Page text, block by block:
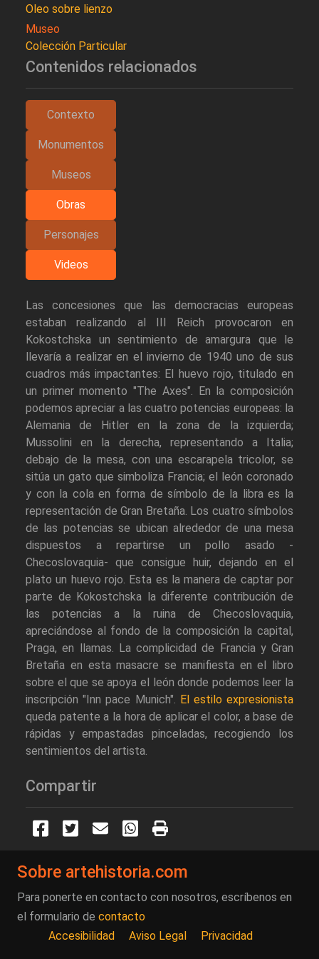
Oleo sobre lienzo
Museo
Colección Particular
Contenidos relacionados
Contexto
Monumentos
Museos
Obras
Personajes
Videos
Las concesiones que las democracias europeas
estaban realizando al III Reich provocaron en
Kokostchska un sentimiento de amargura que le
llevaría a realizar en el invierno de 1940 uno de sus
cuadros más impactantes: El huevo rojo, titulado en
un primer momento "The Axes". En la composición
podemos apreciar a las cuatro potencias europeas: la
Alemania de Hitler en la zona de la izquierda;
Mussolini en la derecha, representando a Italia;
debajo de la mesa, con una escarapela tricolor, se
sitúa un gato que simboliza Francia; el león coronado
y con la cola en forma de símbolo de la libra es la
representación de Gran Bretaña. Los cuatro símbolos
de las potencias se ubican alrededor de una mesa
dispuestos a repartirse un pollo asado -
Checoslovaquia- que consigue huir, dejando en el
plato un huevo rojo. Esta es la manera de captar por
parte de Kokostchska la diferente contribución de
las potencias a la ruina de Checoslovaquia,
apreciándose al fondo de la composición la capital,
Praga, en llamas. La complicidad de Francia y Gran
Bretaña en esta masacre se manifiesta en el libro
sobre el que se apoya el león donde podemos leer la
inscripción "Inn pace Munich". El estilo expresionista
queda patente a la hora de aplicar el color, a base de
rápidas y empastadas pinceladas, recogiendo los
sentimientos del artista.
Compartir
Sobre artehistoria.com
Para ponerte en contacto con nosotros, escríbenos en
el formulario de contacto
Accesibilidad
Aviso Legal Privacidad